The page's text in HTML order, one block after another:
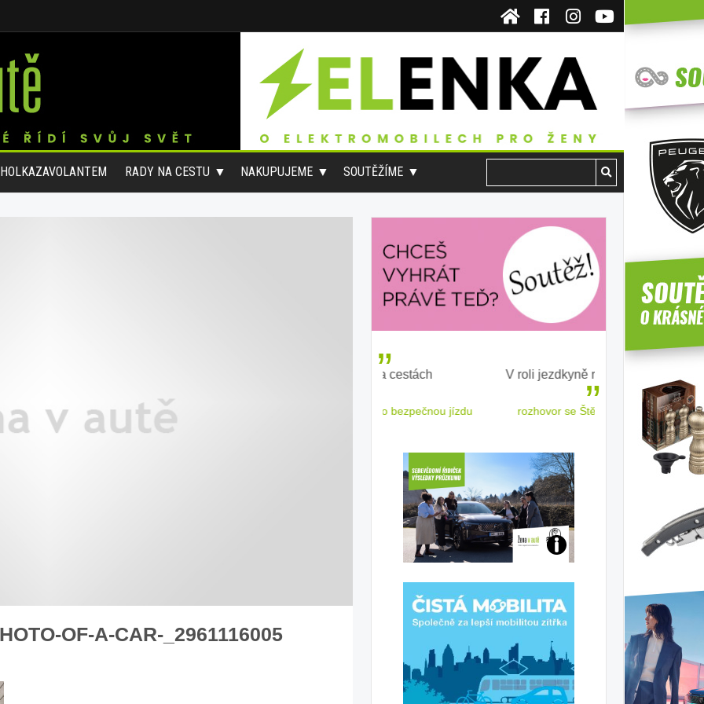
RADY NA CESTU NAKUPUJEME SOUTĚŽÍME
OF-A-CAR-_2961116005
stručně o autosedačkách
V roli jezdkyně rallycrossu
rozhovor se Štěpánkou Mottlovou
ženským
Jaké
ženy-
řidičky